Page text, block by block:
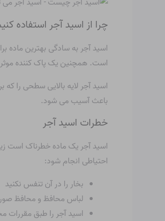
چرا از اسید آجر استفاده
اسید آجر به سادگی بهترین ماده
است. همچنین یک پاک کننده
اسید آجر لایه بالایی سطحی را
باعث آسیب می شود.
خطرات اسید آجر
اسید آجر یک ماده خطرناک است
احتیاطی انجام شود:
بخار را در آن تنفس نکنید
لباس محافظ و محافظ